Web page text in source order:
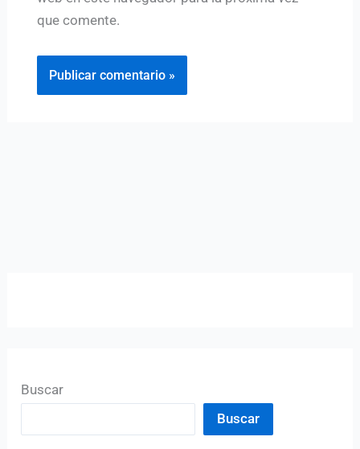
que comente.
Buscar
Buscar